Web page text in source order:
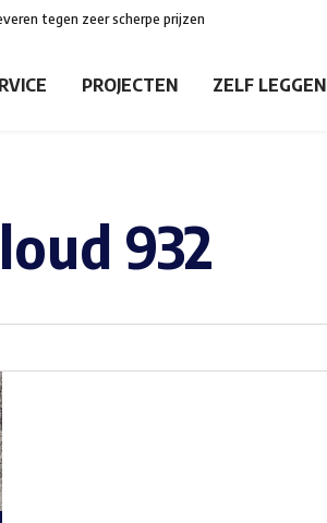
tegen zeer scherpe prijzen
PROJECTEN ZELF LEGGEN
932